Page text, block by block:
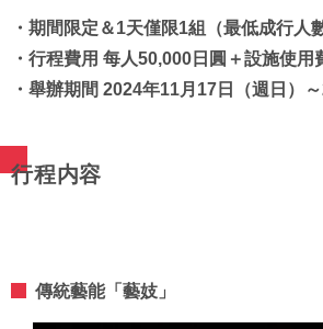
・期間限定＆1天僅限1組（最低成行人
・行程費用 每人50,000日圓＋設施使用
・舉辦期間 2024年11月17日（週日）～
行程内容
傳統藝能「藝妓」